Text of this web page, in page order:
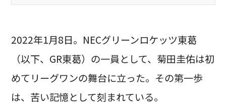
2022年1月8日。NECグリーンロケッツ東葛
（以下、GR東葛）の一員として、菊田圭佑は初
めてリーグワンの舞台に立った。その第一歩
は、苦い記憶として刻まれている。